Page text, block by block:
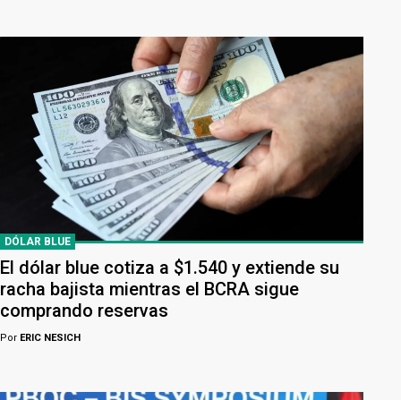
DÓLAR BLUE
El dólar blue cotiza a $1.540 y extiende su
racha bajista mientras el BCRA sigue
comprando reservas
Por ERIC NESICH